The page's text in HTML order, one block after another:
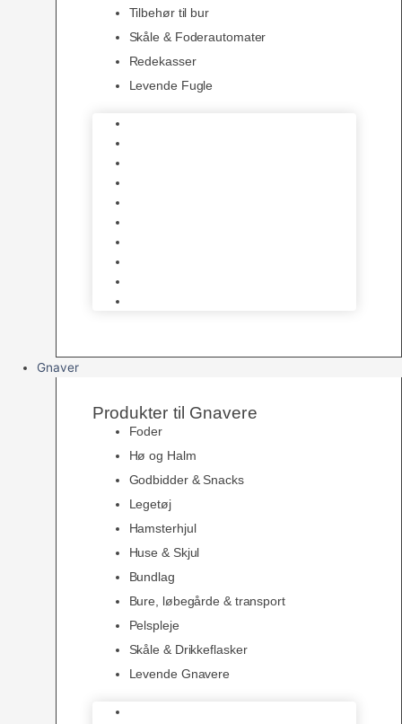
Tilbehør til bur
Skåle & Foderautomater
Redekasser
Levende Fugle
Gnaver
Produkter til Gnavere
Foder
Hø og Halm
Godbidder & Snacks
Legetøj
Hamsterhjul
Huse & Skjul
Bundlag
Bure, løbegårde & transport
Pelspleje
Skåle & Drikkeflasker
Levende Gnavere